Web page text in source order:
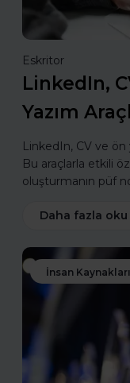
Eskritor
LinkedIn,
Yazım
LinkedIn, CV ve ön
Bu araçlarla etkili
oluşturmanın püf
Daha fazla oku
İnsan Kaynakları